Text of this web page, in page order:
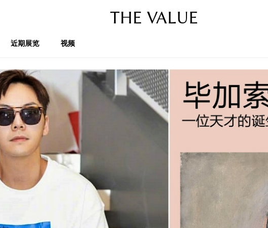
THE VALUE
近期展览 视频